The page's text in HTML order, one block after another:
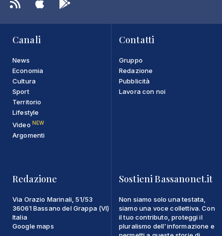
Canali
News
Economia
Cultura
Sport
Territorio
Lifestyle
Video NEW
Argomenti
Contatti
Gruppo
Redazione
Pubblicità
Lavora con noi
Redazione
Via Orazio Marinali, 51/53
36061 Bassano del Grappa (VI)
Italia
Google maps
Sostieni Bassanonet.it
Non siamo solo una testata,
siamo una voce collettiva. Con
il tuo contributo, proteggi il
pluralismo dell'informazione e